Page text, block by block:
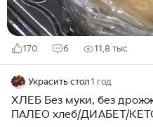
170 6 11,8 тыс
Украсить стол1 год
ХЛЕБ Без муки, без
ПАЛЕО хлеб/ДИАБЕТ/